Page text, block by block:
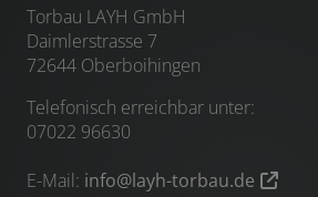
Torbau LAYH GmbH
Daimlerstrasse 7
72644 Oberboihingen
Telefonisch erreichbar unter:
07022 96630
E-Mail: info@layh-torbau.de